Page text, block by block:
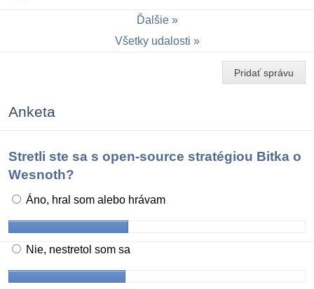
Ďalšie
Všetky udalosti
Pridať správu
Anketa
Stretli ste sa s open-source stratégiou Bitka o
Wesnoth?
Áno, hral som alebo hrávam
Nie, nestretol som sa